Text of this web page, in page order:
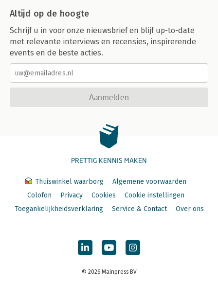
Altijd op de hoogte
Schrijf u in voor onze nieuwsbrief en blijf up-to-date
met relevante interviews en recensies, inspirerende
events en de beste acties.
Aanmelden
PRETTIG KENNIS MAKEN
Thuiswinkel waarborg
Algemene voorwaarden
Colofon
Privacy Cookies
Cookie instellingen
Toegankelijkheidsverklaring
Service & Contact Over ons
© 2026 Mainpress BV